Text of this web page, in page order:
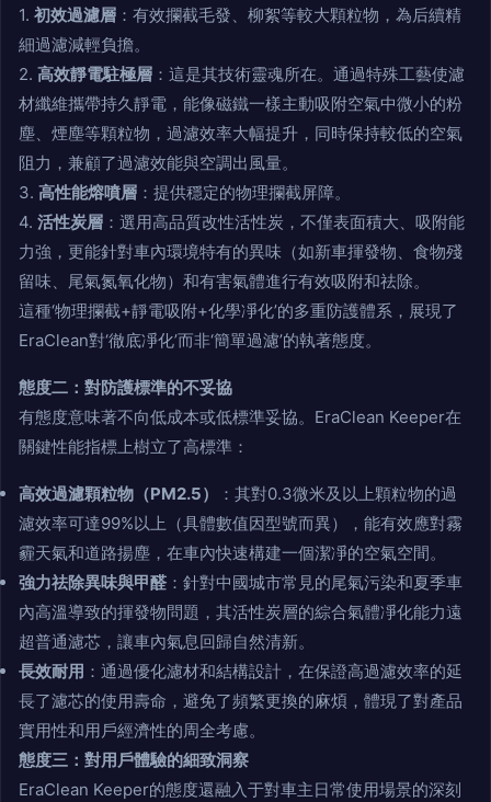
1. 初效過濾層 ：有效攔截毛發、柳絮等較大顆粒物，為后續精
細過濾減輕負擔。
2. 高效靜電駐極層 ：這是其技術靈魂所在。通過特殊工藝使濾
材纖維攜帶持久靜電，能像磁鐵一樣主動吸附空氣中微小的粉
塵、煙塵等顆粒物，過濾效率大幅提升，同時保持較低的空氣
阻力，兼顧了過濾效能與空調出風量。
3. 高性能熔噴層 ：提供穩定的物理攔截屏障。
4. 活性炭層 ：選用高品質改性活性炭，不僅表面積大、吸附能
力強，更能針對車內環境特有的異味（如新車揮發物、食物殘
留味、尾氣氮氧化物）和有害氣體進行有效吸附和祛除。
這種‘物理攔截+靜電吸附+化學凈化’的多重防護體系，展現了
EraClean對‘徹底凈化’而非‘簡單過濾’的執著態度。
態度二：對防護標準的不妥協
有態度意味著不向低成本或低標準妥協。EraClean Keeper在
關鍵性能指標上樹立了高標準：
高效過濾顆粒物（PM2.5）
：其對0.3微米及以上顆粒物的過
濾效率可達99%以上（具體數值因型號而異），能有效應對霧
霾天氣和道路揚塵，在車內快速構建一個潔凈的空氣空間。
強力祛除異味與甲醛 ：針對中國城市常見的尾氣污染和夏季車
內高溫導致的揮發物問題，其活性炭層的綜合氣體凈化能力遠
超普通濾芯，讓車內氣息回歸自然清新。
長效耐用 ：通過優化濾材和結構設計，在保證高過濾效率的延
長了濾芯的使用壽命，避免了頻繁更換的麻煩，體現了對產品
實用性和用戶經濟性的周全考慮。
態度三：對用戶體驗的細致洞察
EraClean Keeper的態度還融入于對車主日常使用場景的深刻